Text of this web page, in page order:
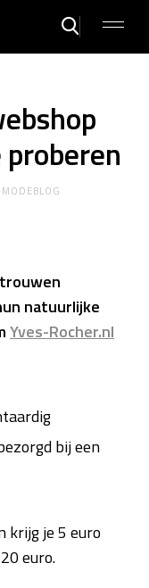
natuurlijke
Yves-Rocher.nl
bij een
krijg je 5 euro
euro.